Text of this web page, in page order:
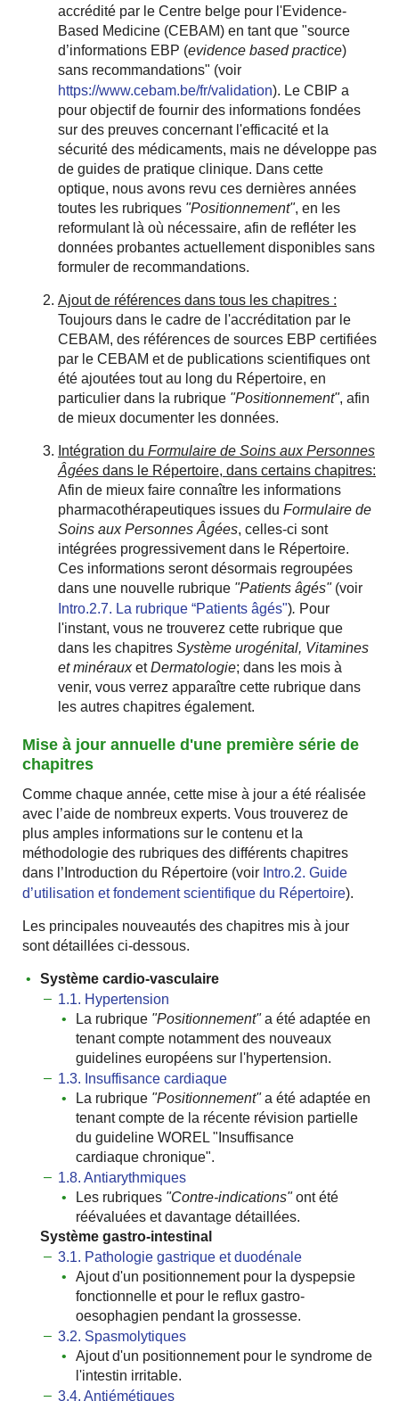
accrédité par le Centre belge pour l'Evidence-
Based Medicine (CEBAM) en tant que ʺsource
d’informations EBP (evidence based practice)
sans recommandationsʺ (voir
https://www.cebam.be/fr/validation). Le CBIP a
pour objectif de fournir des informations fondées
sur des preuves concernant l'efficacité et la
sécurité des médicaments, mais ne développe pas
de guides de pratique clinique. Dans cette
optique, nous avons revu ces dernières années
toutes les rubriques ʺPositionnementʺ, en les
reformulant là où nécessaire, afin de refléter les
données probantes actuellement disponibles sans
formuler de recommandations.
Ajout de références dans tous les chapitres :
Toujours dans le cadre de l'accréditation par le
CEBAM, des références de sources EBP certifiées
par le CEBAM et de publications scientifiques ont
été ajoutées tout au long du Répertoire, en
particulier dans la rubrique ʺPositionnementʺ, afin
de mieux documenter les données.
Intégration du Formulaire de Soins aux Personnes
Âgées dans le Répertoire, dans certains chapitres:
Afin de mieux faire connaître les informations
pharmacothérapeutiques issues du Formulaire de
Soins aux Personnes Âgées, celles-ci sont
intégrées progressivement dans le Répertoire.
Ces informations seront désormais regroupées
dans une nouvelle rubrique ʺPatients âgésʺ (voir
Intro.2.7. La rubrique “Patients âgésʺ). Pour
l'instant, vous ne trouverez cette rubrique que
dans les chapitres Système urogénital, Vitamines
et minérauxetDermatologie; dans les mois à
venir, vous verrez apparaître cette rubrique dans
les autres chapitres également.
Mise à jour annuelle d'une première série de
chapitres
Comme chaque année, cette mise à jour a été réalisée
avec l’aide de nombreux experts. Vous trouverez de
plus amples informations sur le contenu et la
méthodologie des rubriques des différents chapitres
dans l’Introduction du Répertoire (voir Intro.2. Guide
d’utilisation et fondement scientifique du Répertoire).
Les principales nouveautés des chapitres mis à jour
sont détaillées ci-dessous.
Système cardio-vasculaire
1.1. Hypertension
La rubrique ʺPositionnementʺa été adaptée en
tenant compte notamment des nouveaux
guidelines européens sur l'hypertension.
1.3. Insuffisance cardiaque
La rubrique ʺPositionnementʺa été adaptée en
tenant compte de la récente révision partielle
du guideline WOREL ʺInsuffisance
cardiaque chroniqueʺ.
1.8. Antiarythmiques
Les rubriques ʺContre-indicationsʺont été
réévaluées et davantage détaillées.
Système gastro-intestinal
3.1. Pathologie gastrique et duodénale
Ajout d'un positionnement pour la dyspepsie
fonctionnelle et pour le reflux gastro-
oesophagien pendant la grossesse.
3.2. Spasmolytiques
Ajout d'un positionnement pour le syndrome de
l'intestin irritable.
3.4. Antiémétiques